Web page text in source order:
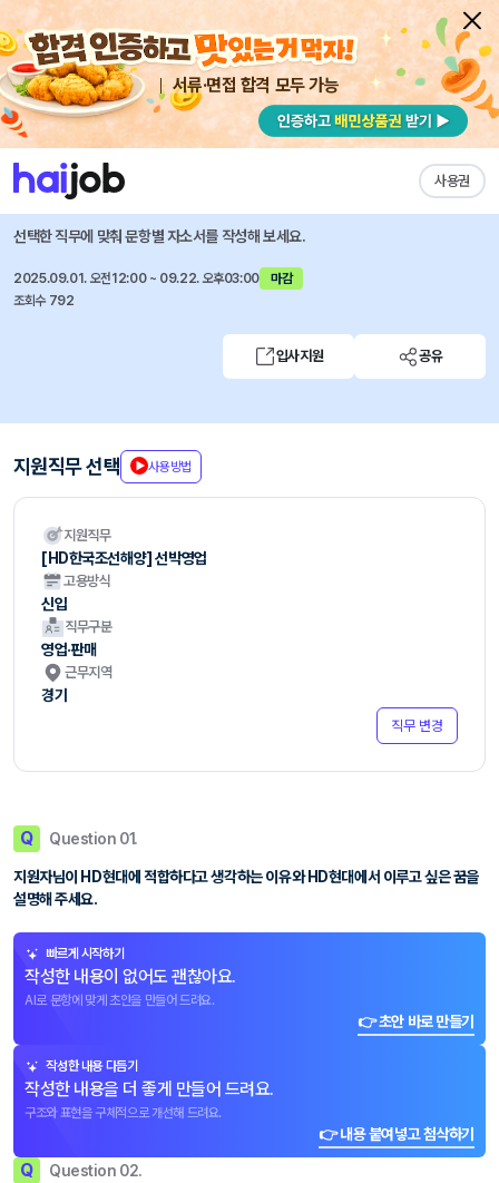
서류·면접 합격 모두 가능
사용권
채용공고 자소서 자유항목 자소서 내 작성목록
HD현대 즐겨찾기
25년 하반기 대졸 신입사원 모집
선택한 직무에 맞춰 문항별 자소서를 작성해 보세요.
2025.09.01. 오전12:00 ~ 09.22. 오후03:00
마감
조회수 792
입사지원 공유
지원직무 선택 사용방법
지원직무
[HD한국조선해양] 선박영업
고용방식
신입
직무구분
영업·판매
근무지역
경기
직무 변경
Q Question 01.
지원자님이 HD현대에 적합하다고 생각하는 이유와 HD현대에서 이루고 싶은 꿈을
설명해 주세요.
빠르게 시작하기
작성한 내용이 없어도 괜찮아요.
AI로 문항에 맞게 초안을 만들어 드려요.
👉 초안 바로 만들기
작성한 내용 다듬기
작성한 내용을 더 좋게 만들어 드려요.
구조와 표현을 구체적으로 개선해 드려요.
👉 내용 붙여넣고 첨삭하기
Q Question 02.